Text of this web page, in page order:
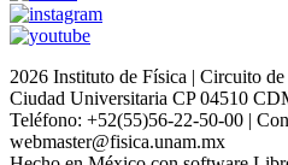
2026 Instituto de Física | Circuito
Ciudad Universitaria CP 04510
Teléfono: +52(55)56-22-50-00 |
webmaster@fisica.unam.mx